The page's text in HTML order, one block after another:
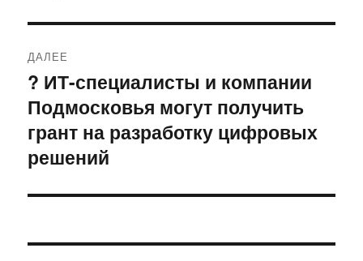
ДАЛЕЕ
Следующая
запись:
? ИТ-специалисты и компании
Подмосковья могут получить
грант на разработку цифровых
решений